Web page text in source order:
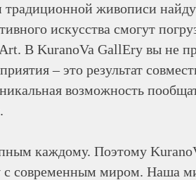
традиционной живописи
искусства смогут
В KuranoVa GallEry вы не
– это результат
возможность
каждому. Поэтому
с современным миром. Наша